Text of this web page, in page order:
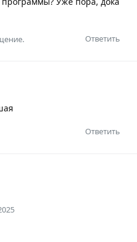
Ответить
Ответить